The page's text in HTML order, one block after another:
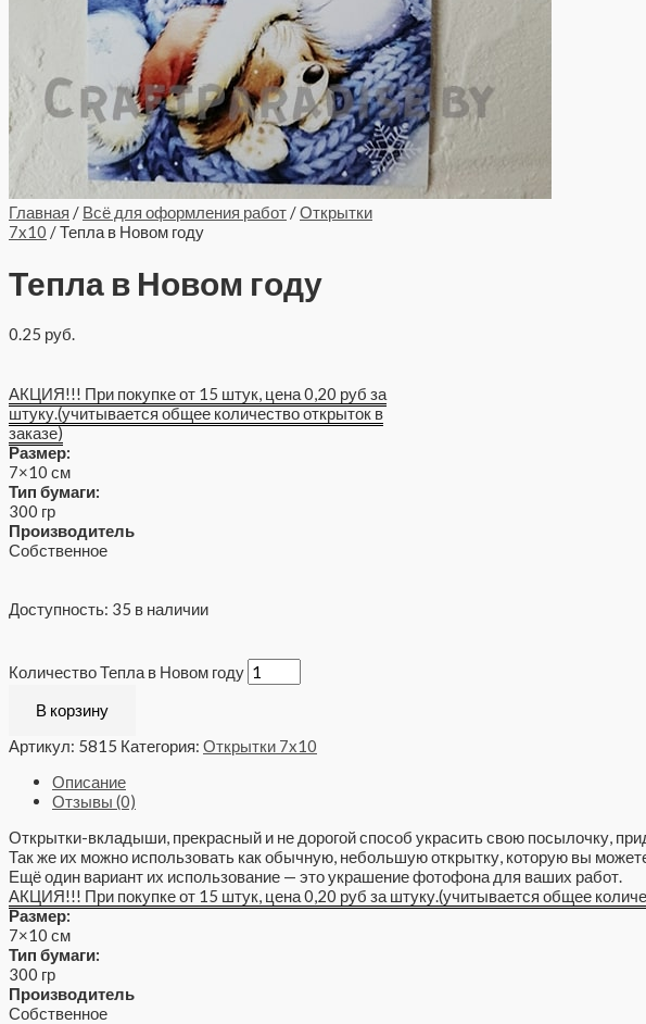
Главная / Всё для оформления работ/Открытки
7x10 / Тепла в Новом году
Тепла в Новом году
0.25 руб.
АКЦИЯ!!! При покупке от 15 штук, цена 0,20 руб за
штуку.(учитывается общее количество открыток в
заказе)
Размер:
7×10 см
Тип бумаги:
300 гр
Производитель
Собственное
Доступность: 35 в наличии
Количество Тепла в Новом году
В корзину
Артикул: 5815 Категория: Открытки 7x10
Описание
Отзывы (0)
Открытки-вкладыши, прекрасный и не дорогой способ украсить свою посылочку,
Так же их можно использовать как обычную, небольшую открытку, которую вы
Ещё один вариант их использование — это украшение фотофона для ваших работ.
АКЦИЯ!!! При покупке от 15 штук, цена 0,20 руб за штуку.(учитывается общее
Размер:
7×10 см
Тип бумаги:
300 гр
Производитель
Собственное